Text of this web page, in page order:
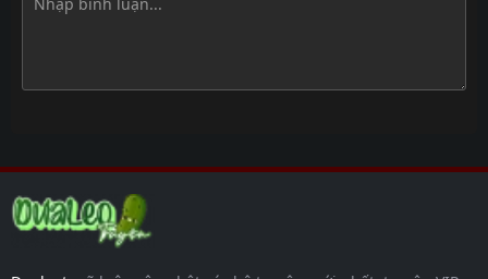
Chap 74.1
3 tháng
trước
Chap 72.6
trước